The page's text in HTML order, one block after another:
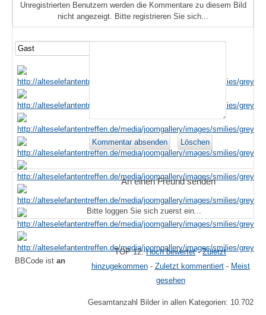
Unregistrierten Benutzern werden die Kommentare zu diesem Bild
nicht angezeigt. Bitte registrieren Sie sich...
BBCode ist an
An einen Freund senden
Bitte loggen Sie sich zuerst ein...
TOP 12:Hoch bewertet-Zuletzt
hinzugekommen- Zuletzt kommentiert- Meist
gesehen
Gesamtanzahl Bilder in allen Kategorien: 10.702